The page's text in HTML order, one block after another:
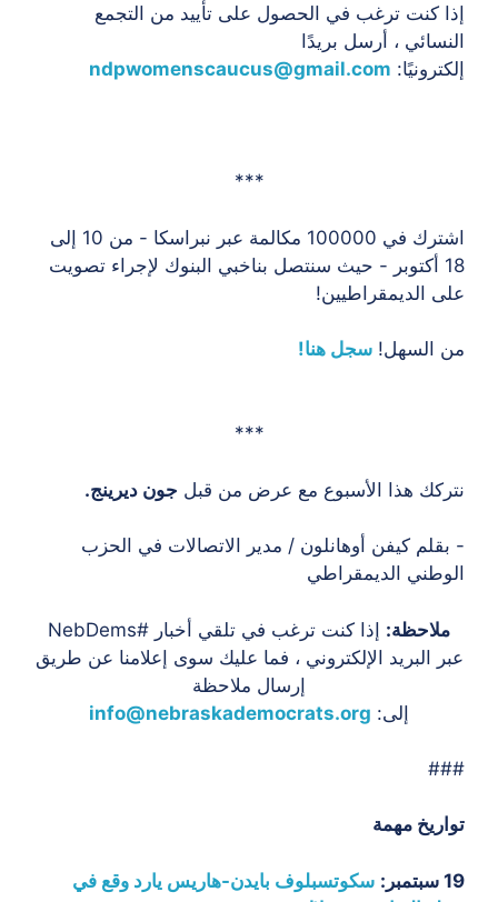
إذا كنت ترغب في الحصول على تأييد من التجمع
النسائي ، أرسل بريدًا
إلكترونيًا: ndpwomenscaucus@gmail.com
***
اشترك في 100000 مكالمة عبر نبراسكا - من 10 إلى
18 أكتوبر - حيث سنتصل بناخبي البنوك لإجراء تصويت
على الديمقراطيين!
من السهل! سجل هنا!
***
نتركك هذا الأسبوع مع عرض من قبل جون ديرينج.
- بقلم كيفن أوهانلون / مدير الاتصالات في الحزب
الوطني الديمقراطي
ملاحظة:
إذا كنت ترغب في تلقي أخبار #NebDems
عبر البريد الإلكتروني ، فما عليك سوى إعلامنا عن طريق
إرسال ملاحظة
إلى: info@nebraskademocrats.org
###
تواريخ مهمة
19 سبتمبر:
سكوتسبلوف بايدن-هاريس يارد وقع في